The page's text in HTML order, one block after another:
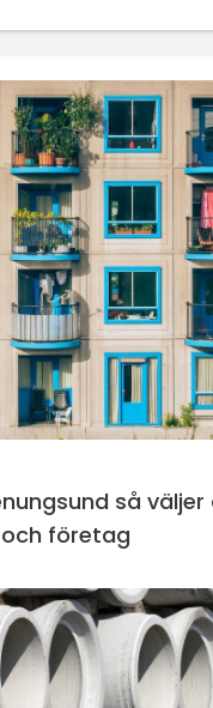
så väljer du rätt
företag